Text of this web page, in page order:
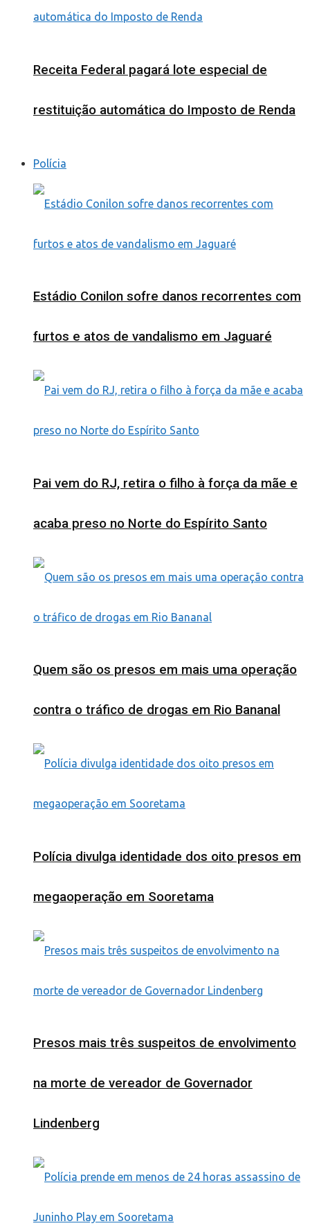
Receita Federal pagará lote especial de
restituição automática do Imposto de Renda
Polícia
Estádio Conilon sofre danos recorrentes com
furtos e atos de vandalismo em Jaguaré
Pai vem do RJ, retira o filho à força da mãe e
acaba preso no Norte do Espírito Santo
Quem são os presos em mais uma operação
contra o tráfico de drogas em Rio Bananal
Polícia divulga identidade dos oito presos em
megaoperação em Sooretama
Presos mais três suspeitos de envolvimento
na morte de vereador de Governador
Lindenberg